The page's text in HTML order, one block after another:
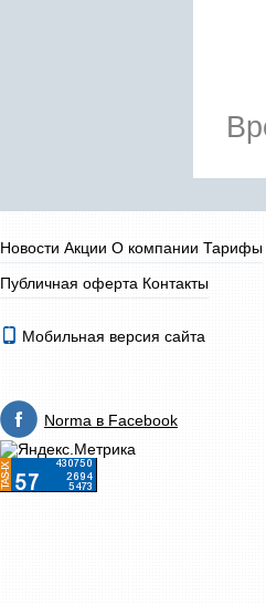
Новости Акции О компании Тарифы
Публичная оферта Контакты
Мобильная версия сайта
Norma в Facebook